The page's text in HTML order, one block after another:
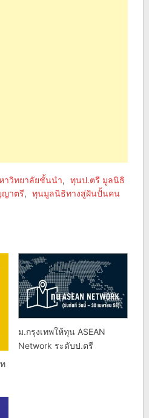
าวิทยาลัยชั้นนำ, ทุนป.ตรี มูลนิธิ
าตรี, ทุนมูลนิธิทางสู่ฝันปั้นคน
ม.กรุงเทพให้ทุน ASEAN
Network ระดับป.ตรี